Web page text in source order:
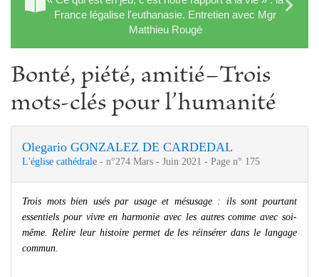
France légalise l'euthanasie. Entretien avec Mgr
Matthieu Rougé
Bonté, piété, amitié−Trois
mots-clés pour l’humanité
Olegario GONZALEZ DE CARDEDAL
L'église cathédrale - n°274 Mars - Juin 2021 - Page n° 175
Trois mots bien usés par usage et mésusage : ils sont pourtant
essentiels pour vivre en harmonie avec les autres comme avec soi-
même. Relire leur histoire permet deles réinsérer dans le langage
commun.